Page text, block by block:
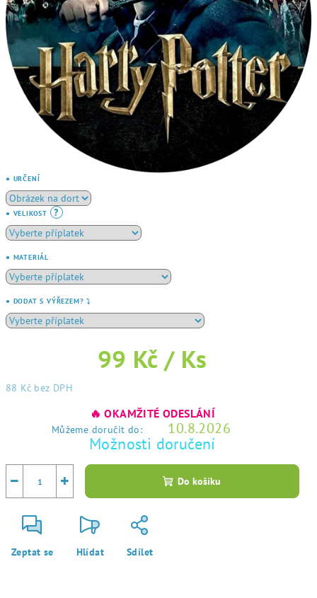
● URČENÍ
● VELIKOST ?
● MATERIÁL
● DODAT S VÝŘEZEM? ⤵️
99 Kč / Ks
88 Kč bez DPH
🔥 OKAMŽITÉ ODESLÁNÍ
Můžeme doručit do: 10.8.2026
Možnosti doručení
+
− Do košíku
Zeptat se Hlídat Sdílet